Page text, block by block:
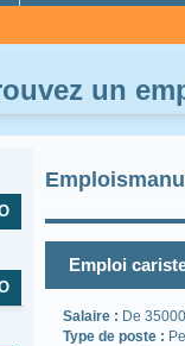
un
Emploi
Salaire : De
Type de poste :